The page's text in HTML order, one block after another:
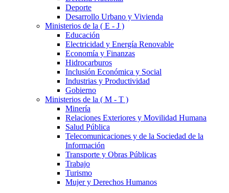
Deporte
Desarrollo Urbano y Vivienda
Ministerios de la ( E - J )
Educación
Electricidad y Energía Renovable
Economía y Finanzas
Hidrocarburos
Inclusión Económica y Social
Industrias y Productividad
Gobierno
Ministerios de la ( M - T )
Minería
Relaciones Exteriores y Movilidad Humana
Salud Pública
Telecomunicaciones y de la Sociedad de la
Información
Transporte y Obras Públicas
Trabajo
Turismo
Mujer y Derechos Humanos